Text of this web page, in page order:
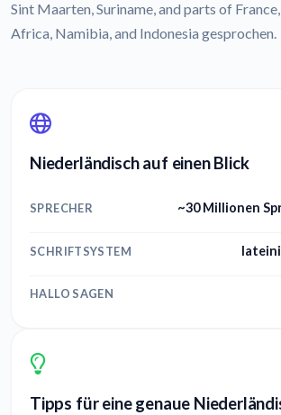
Sint Maarten, Suriname, and parts of
Africa, Namibia, and Indonesia gesprochen.
Niederländisch auf einen Blick
SPRECHER ~30 Millionen
SCHRIFTSYSTEM
HALLO SAGEN
Tipps für eine genaue